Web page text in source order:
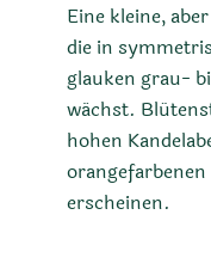
Eine kleine,
die in
glauken grau-
wächst.
hohen
orangefarbenen
erscheinen.